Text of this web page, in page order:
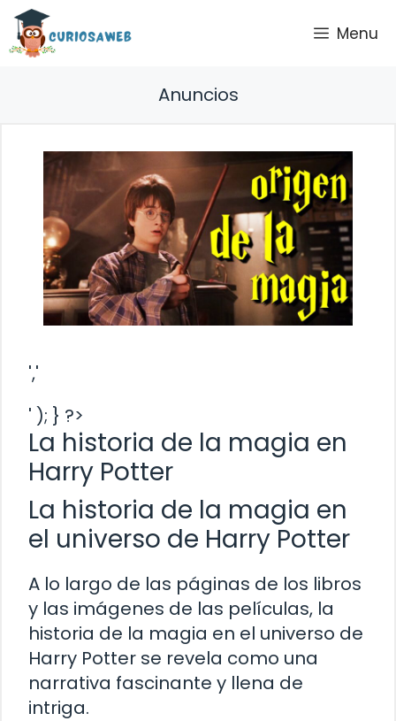
Saltar
contenido
Menu
Anuncios
','
' ); } ?>
La historia de la magia en
Harry Potter
La historia de la magia en
el universo de Harry Potter
A lo largo de las páginas de los libros
y las imágenes de las películas, la
historia de la magia en el universo de
Harry Potter se revela como una
narrativa fascinante y llena de
intriga.